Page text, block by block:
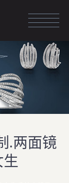
.两面镜